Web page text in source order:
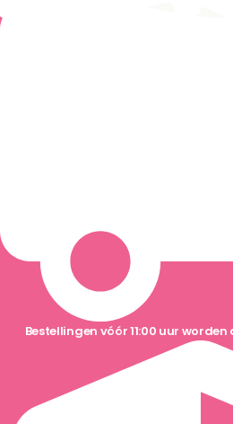
naar
Bestellingen vóór 11:00 uur